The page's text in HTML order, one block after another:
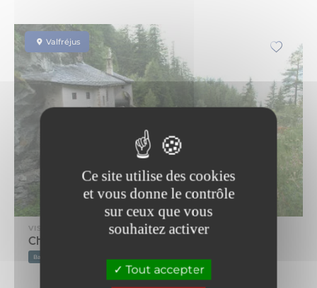
Ce site utilise des cookies
et vous donne le contrôle
sur ceux que vous
souhaitez activer
Tout accepter
Valfréjus
VISITE GUIDEE
Chapelle Notre-Dame du Charmaix
Baroque